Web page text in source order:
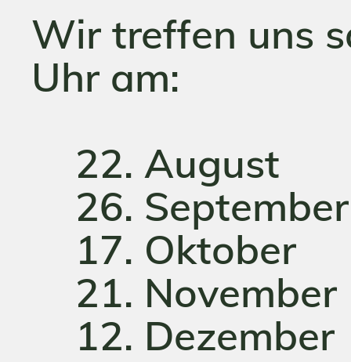
Wir treffen uns
Uhr am:
22. August
26. September
17. Oktober
21. November
12. Dezember